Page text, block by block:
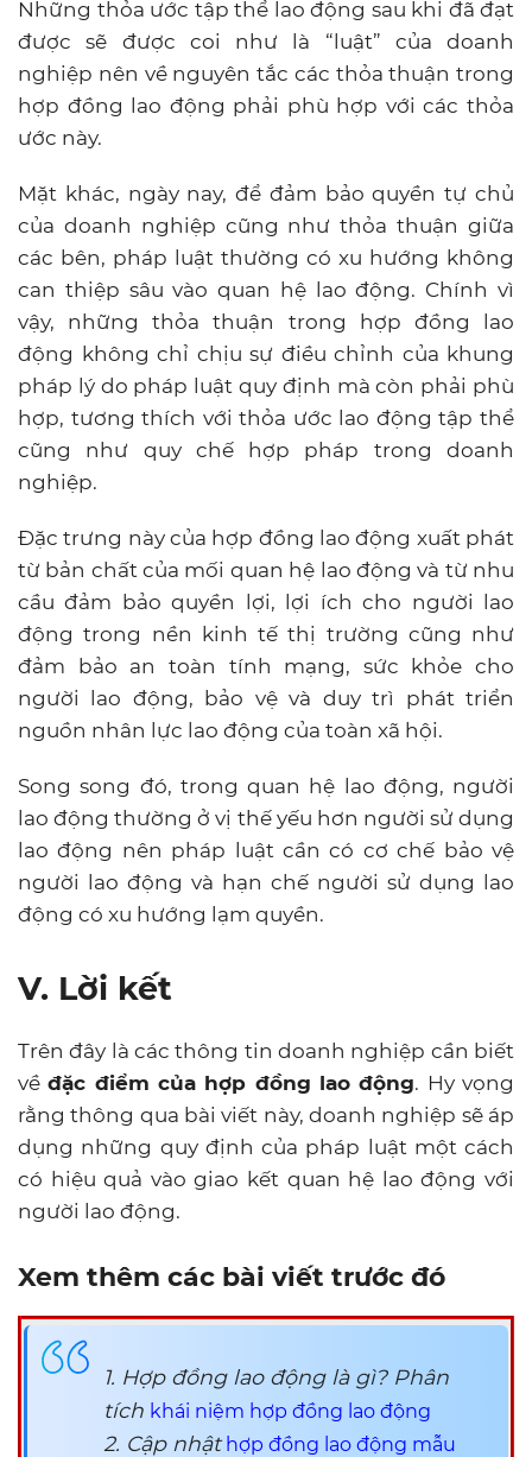
Những thỏa ước tập thể lao động sau khi đã đạt
được sẽ được coi như là “luật” của doanh
nghiệp nên về nguyên tắc các thỏa thuận trong
hợp đồng lao động phải phù hợp với các thỏa
ước này.
Mặt khác, ngày nay, để đảm bảo quyền tự chủ
của doanh nghiệp cũng như thỏa thuận giữa
các bên, pháp luật thường có xu hướng không
can thiệp sâu vào quan hệ lao động. Chính vì
vậy, những thỏa thuận trong hợp đồng lao
động không chỉ chịu sự điều chỉnh của khung
pháp lý do pháp luật quy định mà còn phải phù
hợp, tương thích với thỏa ước lao động tập thể
cũng như quy chế hợp pháp trong doanh
nghiệp.
Đặc trưng này của hợp đồng lao động xuất phát
từ bản chất của mối quan hệ lao động và từ nhu
cầu đảm bảo quyền lợi, lợi ích cho người lao
động trong nền kinh tế thị trường cũng như
đảm bảo an toàn tính mạng, sức khỏe cho
người lao động, bảo vệ và duy trì phát triển
nguồn nhân lực lao động của toàn xã hội.
Song song đó, trong quan hệ lao động, người
lao động thường ở vị thế yếu hơn người sử dụng
lao động nên pháp luật cần có cơ chế bảo vệ
người lao động và hạn chế người sử dụng lao
động có xu hướng lạm quyền.
V. Lời kết
Trên đây là các thông tin doanh nghiệp cần biết
vềđặc điểm của hợp đồng lao động. Hy vọng
rằng thông qua bài viết này, doanh nghiệp sẽ áp
dụng những quy định của pháp luật một cách
có hiệu quả vào giao kết quan hệ lao động với
người lao động.
Xem thêm các bài viết trước đó
1. Hợp đồng lao động là gì? Phân
tích khái niệm hợp đồng lao động
2. Cập nhật hợp đồng lao động mẫu